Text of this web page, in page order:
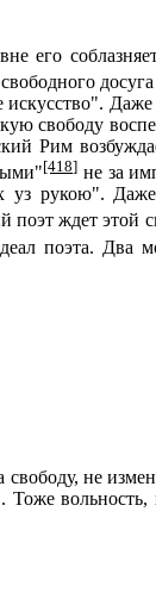
соблазняет
досуга
свободу
Рим
[418] не за
уз рукою".
поэт ждет
поэта. Два
не
вольность,